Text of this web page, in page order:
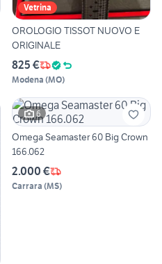
Vetrina
OROLOGIO TISSOT NUOVO E
ORIGINALE
825 €
Modena (MO)
6
Omega Seamaster 60 Big Crown
166.062
2.000 €
Carrara (MS)